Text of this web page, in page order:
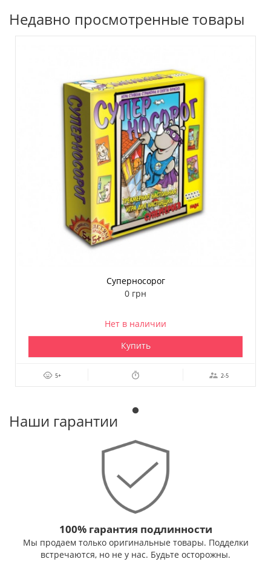
Недавно просмотренные товары
Суперносорог
0 грн
Нет в наличии
Купить
5+ 2-5
Наши гарантии
100% гарантия подлинности
Мы продаем только оригинальные товары. Подделки
встречаются, но не у нас. Будьте осторожны.